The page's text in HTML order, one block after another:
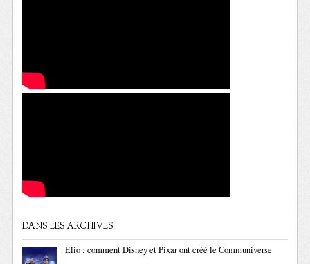
DANS LES ARCHIVES
Elio : comment Disney et Pixar ont créé le Communiverse